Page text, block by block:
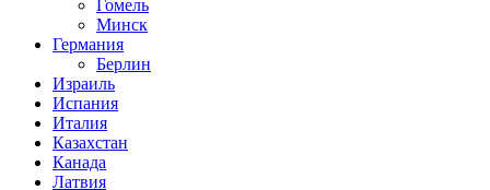
Гомель
Минск
Германия
Берлин
Израиль
Испания
Италия
Казахстан
Канада
Латвия